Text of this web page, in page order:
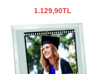
1.129,90TL